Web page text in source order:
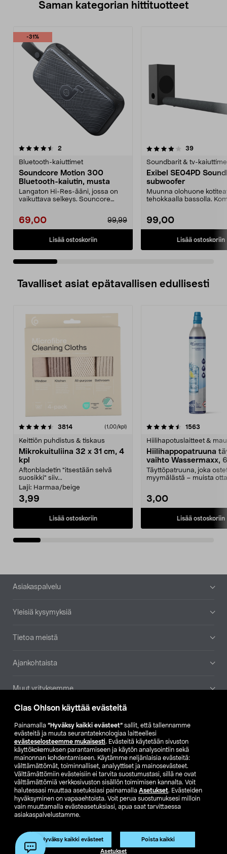
Clas Ohlson käyttää evästeitä
Painamalla ”Hyväksy kaikki evästeet” sallit, että tallennamme
evästeitä ja muuta seurantateknologiaa laitteellesi
evästeselosteemme mukaisesti. Evästeitä käytetään sivuston
käyttökokemuksen parantamiseen ja käytön analysointiin sekä
mainonnan kohdentamiseen. Käytämme neljänlaisia evästeitä:
välttämättömät, toiminnalliset, analyyttiset ja mainosevästeet.
Välttämättömiin evästeisiin ei tarvita suostumustasi, sillä ne ovat
välttämättömiä verkkosivuston sisällön toimimisen kannalta. Voit
halutessasi muuttaa asetuksiasi painamalla Asetukset. Evästeiden
hyväksyminen on vapaaehtoista. Voit perua suostumuksesi milloin
vain muuttamalla evästeasetuksiasi, apua saat tarvittaessa
asiakaspalvelustamme.
Hyväksy kaikki evästeet Poista kaikki
Asetukset
Tuote on poistunut
Tuotenro: 56-1077
Saman kategorian hittituotteet
-31%
2
Bluetooth-kaiuttimet
Soundcore Motion 300
Bluetooth-kaiutin, musta
Langaton Hi-Res-ääni, jossa on
vaikuttava selkeys. Souncore
69,00 99,99
Lisää ostoskoriin
4.0 viidestä
39arvostelut
Soundbarit & tv-
Exibel SE04PD
subwoofer
Muunna olohuone
tehokkaalla bassolla.
99,00
Lisää ostoskoriin
4.0 viidestä
Tavalliset asiat epätavallisen edullisesti
3814arvostelut (1,00/kpl)
Keittiön puhdistus & tiskaus
Mikrokuituliina 32 x 31 cm, 4
kpl
Aftonbladetin "itsestään selvä
suosikki" siiv...
Laji: Harmaa/beige
3,99
Lisää ostoskoriin
4.5viidestä
1563
Hiilihapotuslaitteet &
Hiilihappopatruuna
vaihto Wassermaxx,
Täyttöpatruuna, joka
myymälästä – muista
3,00
Lisää ostoskoriin
4.5viidestä
Alatunniste
Asiakaspalvelu
Yleisiä kysymyksiä
Tietoa meistä
Ajankohtaista
Muut yrityksemme
Etsi myymälä
SE NO FI
FI SV
Näytä hinnat ilman ALV:a